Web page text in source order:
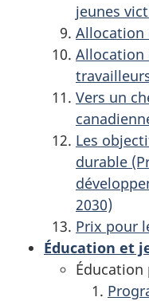
jeunes
Allocation
Allocation
Vers un
Les
durable
2030)
Prix pour
Éducation et
Éducation